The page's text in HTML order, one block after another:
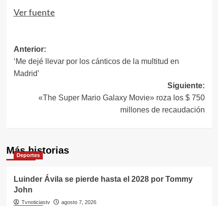
Ver fuente
Navegación
de
Anterior:
‘Me dejé llevar por los cánticos de la multitud en
Madrid’
Siguiente:
«The Super Mario Galaxy Movie» roza los $ 750
millones de recaudación
Más historias
Deportes
Luinder Ávila se pierde hasta el 2028 por Tommy
John
Tvnoticiastv
agosto 7, 2026